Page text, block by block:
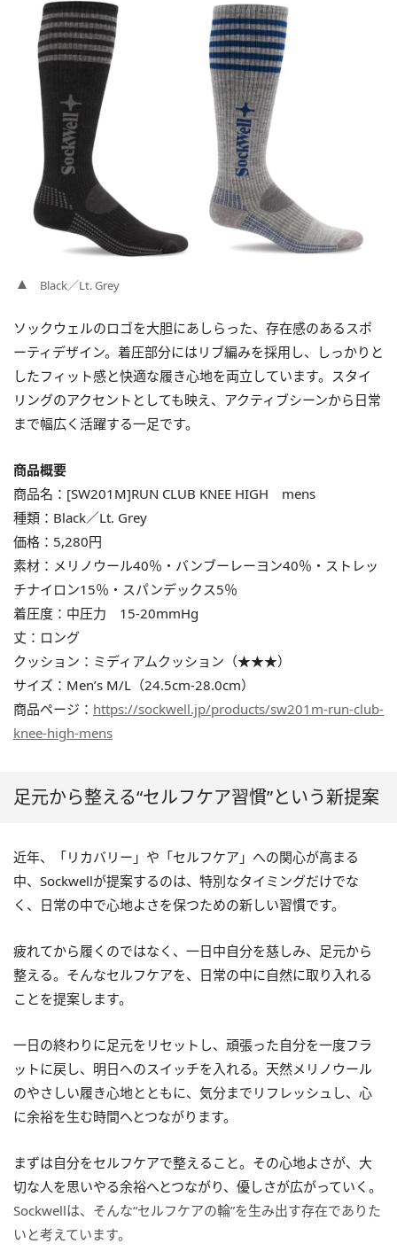
Black／Lt. Grey
ソックウェルのロゴを大胆にあしらった、存在感のあるスポ
ーティデザイン。着圧部分にはリブ編みを採用し、しっかりと
したフィット感と快適な履き心地を両立しています。スタイ
リングのアクセントとしても映え、アクティブシーンから日常
まで幅広く活躍する一足です。
商品概要
商品名：[SW201M]RUN CLUB KNEE HIGH mens
種類：Black／Lt. Grey
価格：5,280円
素材：メリノウール40％・バンブーレーヨン40％・ストレッ
チナイロン15％・スパンデックス5％
着圧度：中圧力 15-20mmHg
丈：ロング
クッション：ミディアムクッション（★★★）
サイズ：Men’s M/L（24.5cm-28.0cm）
商品ページ： https://sockwell.jp/products/sw201m-run-club-
knee-high-mens
足元から整える“セルフケア習慣”という新提案
近年、「リカバリー」や「セルフケア」への関心が高まる
中、Sockwellが提案するのは、特別なタイミングだけでな
く、日常の中で心地よさを保つための新しい習慣です。
疲れてから履くのではなく、一日中自分を慈しみ、足元から
整える。そんなセルフケアを、日常の中に自然に取り入れる
ことを提案します。
一日の終わりに足元をリセットし、頑張った自分を一度フラ
ットに戻し、明日へのスイッチを入れる。天然メリノウール
のやさしい履き心地とともに、気分までリフレッシュし、心
に余裕を生む時間へとつながります。
まずは自分をセルフケアで整えること。その心地よさが、大
切な人を思いやる余裕へとつながり、優しさが広がっていく。
Sockwellは、そんな“セルフケアの輪”を生み出す存在でありた
いと考えています。